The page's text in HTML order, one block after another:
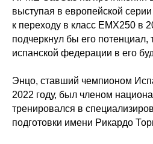
выступая в европейской
к переходу в класс EMX250 в
подчеркнул бы его потенциал,
испанской федерации в его
Энцо, ставший чемпионом
2022 году, был членом
тренировался в
подготовки имени Рикардо